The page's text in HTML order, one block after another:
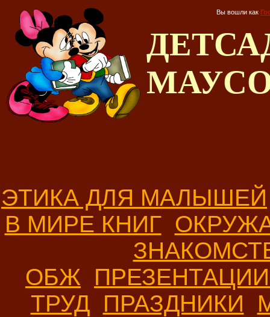
Вы вошли как
ЭТИКА ДЛЯ МАЛЫШЕЙ
В МИРЕ КНИГ
ОБЖ
ТРУД ПРАЗДНИКИ